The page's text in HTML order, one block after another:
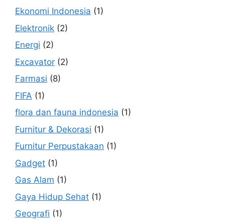
Ekonomi Indonesia (1)
Elektronik (2)
Energi (2)
Excavator (2)
Farmasi (8)
FIFA (1)
flora dan fauna indonesia (1)
Furnitur & Dekorasi (1)
Furnitur Perpustakaan (1)
Gadget (1)
Gas Alam (1)
Gaya Hidup Sehat (1)
Geografi (1)